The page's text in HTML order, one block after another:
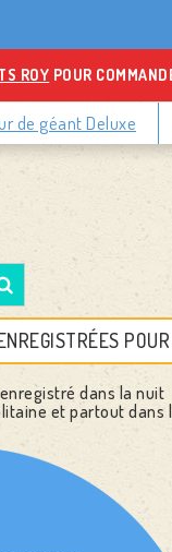
ROY POUR
de géant Deluxe
dans la nuit
et partout dans